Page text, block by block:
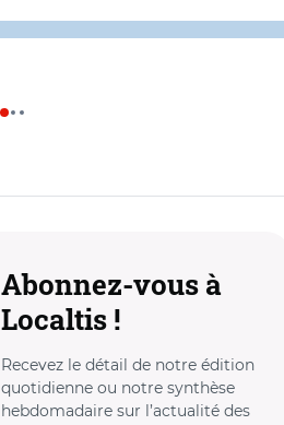
Abonnez-vous à
Localtis !
Recevez le détail de notre édition
quotidienne ou notre synthèse
hebdomadaire sur l’actualité des